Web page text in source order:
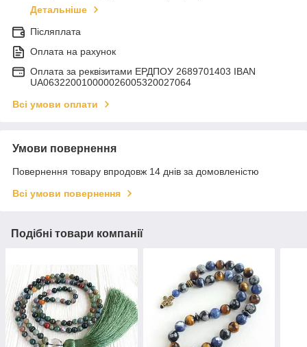
Детальніше
Післяплата
Оплата на рахунок
Оплата за реквізитами ЕРДПОУ 2689701403 IBAN
UA063220010000026005320027064
Всі умови оплати
Умови повернення
Повернення товару впродовж 14 днів за домовленістю
Всі умови повернення
Подібні товари компанії